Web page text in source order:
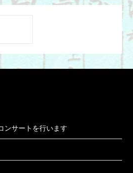
ンサートを行います